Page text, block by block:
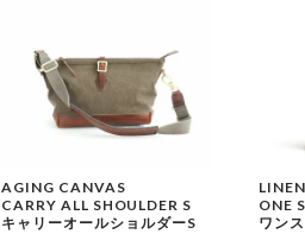
AGING CANVAS
CARRY ALL SHOULDER S
キャリーオールショルダーS
ONE
ワン